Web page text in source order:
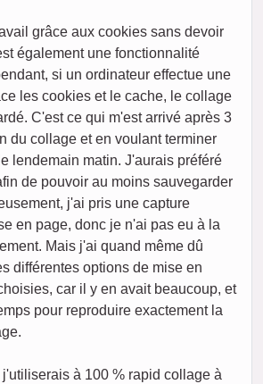
grâce aux cookies sans devoir
également une fonctionnalité
si un ordinateur effectue une
les cookies et le cache, le collage
C'est ce qui m'est arrivé après 3
du collage et en voulant terminer
lendemain matin. J'aurais préféré
de pouvoir au moins sauvegarder
j'ai pris une capture
en page, donc je n'ai pas eu à la
Mais j'ai quand même dû
différentes options de mise en
car il y en avait beaucoup, et
pour reproduire exactement la
à 100 % rapid collage à